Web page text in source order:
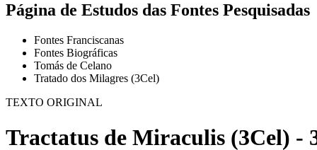
Página de Estudos das Fontes Pesquisadas
Fontes Franciscanas
Fontes Biográficas
Tomás de Celano
Tratado dos Milagres (3Cel)
TEXTO ORIGINAL
Tractatus de Miraculis (3Cel) -